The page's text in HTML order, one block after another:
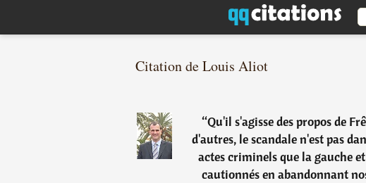
Citation de Louis Aliot
“Qu'il s'agisse des propos de
d'autres, le scandale n'est pas
actes criminels que la gauche
cautionnés en abandonnant